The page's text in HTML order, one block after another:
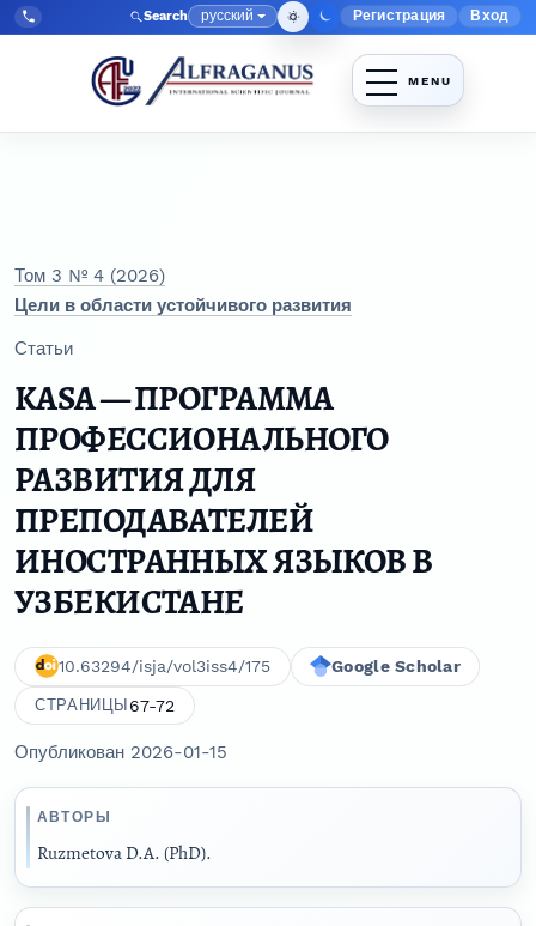
Перейти к главному меню навигации
Перейти к основному контенту
Перейти к нижнему колонтитулу сайта
Tel:
+998903350930 Search Язык
русский Меню
Регистрация Вход
Том 3 № 4 (2026)
Цели в области устойчивого развития
Статьи
KASA — ПРОГРАММА
ПРОФЕССИОНАЛЬНОГО
РАЗВИТИЯ ДЛЯ
ПРЕПОДАВАТЕЛЕЙ
ИНОСТРАННЫХ ЯЗЫКОВ В
УЗБЕКИСТАНЕ
10.63294/isja/vol3iss4/175 Google Scholar
СТРАНИЦЫ 67-72
Опубликован 2026-01-15
АВТОРЫ
Ruzmetova D.A. (PhD).